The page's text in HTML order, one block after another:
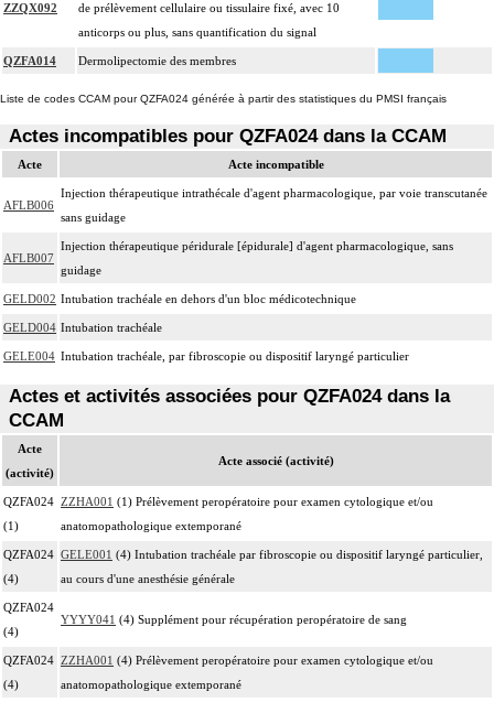
ZZQX092
de prélèvement cellulaire ou tissulaire fixé, avec 10
anticorps ou plus, sans quantification du signal
QZFA014 Dermolipectomie des membres
Liste de codes CCAM pour QZFA024 générée à partir des statistiques du PMSI français
Actes incompatibles pour QZFA024 dans la CCAM
Acte Acte incompatible
AFLB006
Injection thérapeutique intrathécale d'agent pharmacologique, par voie transcutanée
sans guidage
AFLB007
Injection thérapeutique péridurale [épidurale] d'agent pharmacologique, sans
guidage
GELD002 Intubation trachéale en dehors d'un bloc médicotechnique
GELD004 Intubation trachéale
GELE004 Intubation trachéale, par fibroscopie ou dispositif laryngé particulier
Actes et activités associées pour QZFA024 dans la
CCAM
Acte
(activité)
Acte associé (activité)
QZFA024
(1)
ZZHA001 (1) Prélèvement peropératoire pour examen cytologique et/ou
anatomopathologique extemporané
QZFA024
(4)
GELE001 (4) Intubation trachéale par fibroscopie ou dispositif laryngé particulier,
au cours d'une anesthésie générale
QZFA024
(4)
YYYY041 (4) Supplément pour récupération peropératoire de sang
QZFA024
(4)
ZZHA001 (4) Prélèvement peropératoire pour examen cytologique et/ou
anatomopathologique extemporané